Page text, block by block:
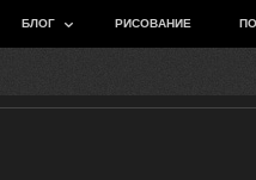
БЛОГ РИСОВАНИЕ